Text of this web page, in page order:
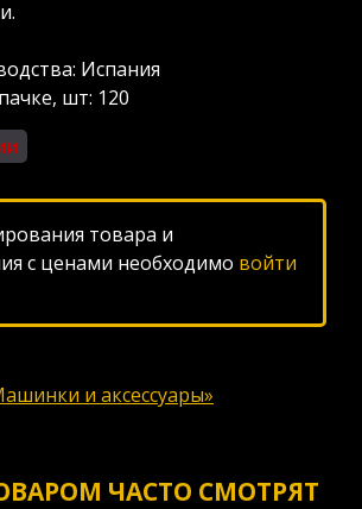
Испания
шт: 120
товара и
с ценами необходимо войти
и аксессуары»
ЧАСТО СМОТРЯТ